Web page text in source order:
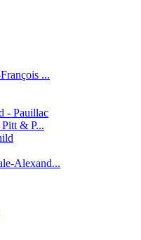
...
- Pauillac
& P...
Alexand...